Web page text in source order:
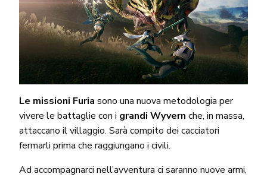
Le missioni Furia sono una nuova metodologia per
vivere le battaglie con i grandi Wyvern che, in massa,
attaccano il villaggio. Sarà compito dei cacciatori
fermarli prima che raggiungano i civili.
Ad accompagnarci nell’avventura ci saranno nuove armi,